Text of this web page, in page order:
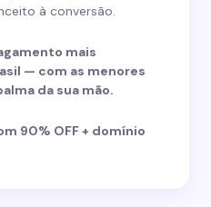
à conversão.
mais
— com as menores
da sua mão.
90% OFF + domínio